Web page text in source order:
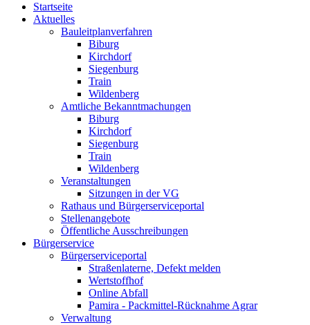
Startseite
Aktuelles
Bauleitplanverfahren
Biburg
Kirchdorf
Siegenburg
Train
Wildenberg
Amtliche Bekanntmachungen
Biburg
Kirchdorf
Siegenburg
Train
Wildenberg
Veranstaltungen
Sitzungen in der VG
Rathaus und Bürgerserviceportal
Stellenangebote
Öffentliche Ausschreibungen
Bürgerservice
Bürgerserviceportal
Straßenlaterne, Defekt melden
Wertstoffhof
Online Abfall
Pamira - Packmittel-Rücknahme Agrar
Verwaltung